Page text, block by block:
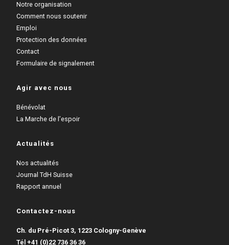
Notre organisation
Comment nous soutenir
Emploi
Protection des données
Contact
Formulaire de signalement
Agir avec nous
Bénévolat
La Marche de l’espoir
Actualités
Nos actualités
Journal TdH Suisse
Rapport annuel
Contactez-nous
Ch. du Pré-Picot 3, 1223 Cologny-Genève
Tél +41 (0)22 736 36 36